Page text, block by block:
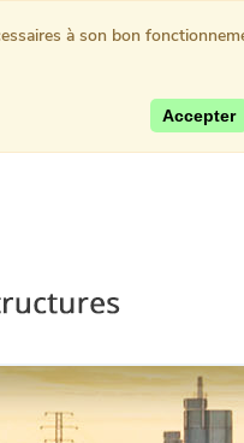
à son bon
Accepter